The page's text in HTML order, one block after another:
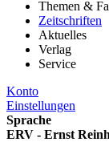
Themen &
Zeitschriften
Aktuelles
Verlag
Service
Konto
Einstellungen
Sprache
ERV - Ernst